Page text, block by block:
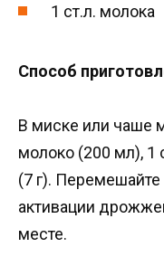
1 ст.л. молока
Способ
В миске или чаше
молоко (200 мл), 1
(7 г). Перемешайте
активации
месте.